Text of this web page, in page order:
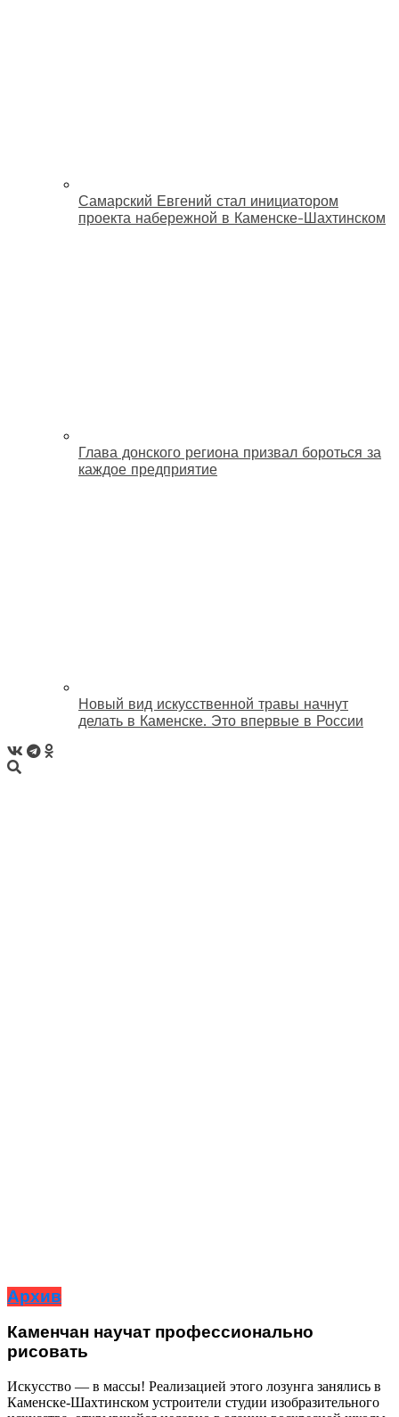
Самарский Евгений стал инициатором
проекта набережной в Каменске-Шахтинском
Глава донского региона призвал бороться за
каждое предприятие
Новый вид искусственной травы начнут
делать в Каменске. Это впервые в России
Архив
Каменчан научат профессионально
рисовать
Искусство — в массы! Реализацией этого лозунга занялись в
Каменске-Шахтинском устроители студии изобразительного